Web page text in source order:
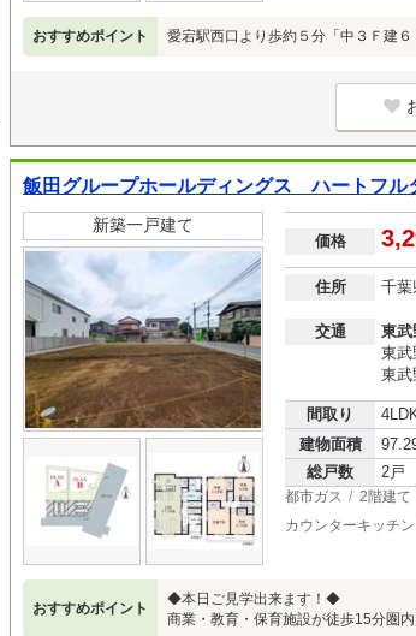
おすすめポイント 愛宕駅西口より歩約５分「中３Ｆ建
飯田グループホールディングス ハートフ
新築一戸建て
価格
住所 千葉
交通
東武
東武
東武
間取り
建物面積
総戸数 2戸
都市ガス 2階建て
カウンターキッチン
おすすめポイント
◆本日ご見学出来ます！◆
商業・教育・保育施設が徒歩15分圏